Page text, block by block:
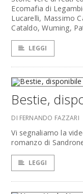
Ecomafia di
Lucarelli, Massimo
Cataldo, Wuming,
LEGGI
Bestie,
DI FERNANDO FAZZARI
Vi segnaliamo la
romanzo di
LEGGI